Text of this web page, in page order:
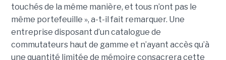
touchés de la même manière, et tous n’ont pas le
même portefeuille », a-t-il fait remarquer. Une
entreprise disposant d’un catalogue de
commutateurs haut de gamme et n’ayant accès qu’à
une quantité limitée de mémoire consacrera cette